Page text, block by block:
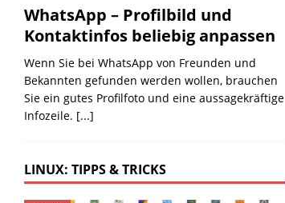
WhatsApp – Profilbild und
Kontaktinfos beliebig anpassen
Wenn Sie bei WhatsApp von Freunden und
Bekannten gefunden werden wollen, brauchen
Sie ein gutes Profilfoto und eine aussagekräftige
Infozeile. [...]
LINUX: TIPPS & TRICKS